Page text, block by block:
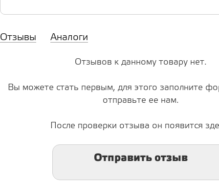
Отзывы Аналоги
Отзывов к данному товару нет.
Вы можете стать первым, для этого заполните
отправьте ее нам.
После проверки отзыва он появится
Отправить отзыв